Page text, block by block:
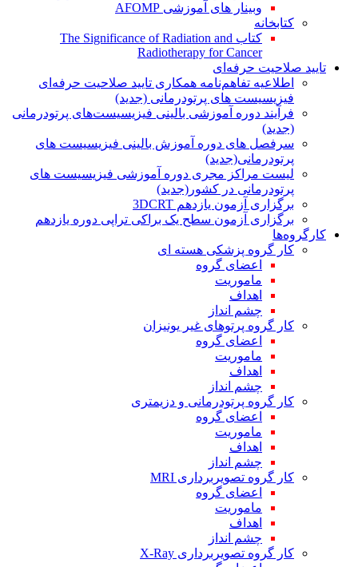
وبینار های آموزشی AFOMP
کتابخانه
کتاب The Significance of Radiation and
Radiotherapy for Cancer
تایید صلاحیت حرفه‌ای
اطلاعیه تفاهم‌نامه همکاری تایید صلاحیت حرفه‌ای
فیزیسیست های پرتودرمانی (جدید)
فرآیند دوره آموزشی بالینی فیزیسیست‌های پرتودرمانی
(جدید)
سرفصل های دوره آموزش بالینی فیزیسیست های
پرتودرمانی(جدید)
لیست مراکز مجری دوره آموزشی فیزیسیست های
پرتودرمانی در کشور(جدید)
برگزاری آزمون یازدهم 3DCRT
برگزاری آزمون سطح یک براکی تراپی دوره یازدهم
کارگروه‌ها
کار گروه پزشکی هسته ای
اعضای گروه
ماموریت
اهداف
چشم انداز
کار گروه پرتوهای غیر یونیزان
اعضای گروه
ماموریت
اهداف
چشم انداز
کار گروه پرتودرمانی و دزیمتری
اعضای گروه
ماموریت
اهداف
چشم انداز
کار گروه تصویربرداری MRI
اعضای گروه
ماموریت
اهداف
چشم انداز
کار گروه تصویربرداری X-Ray